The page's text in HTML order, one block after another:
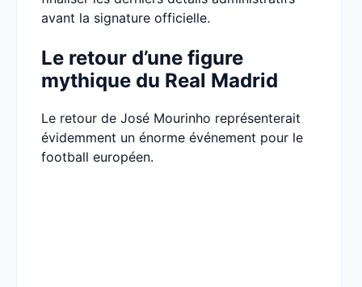
avant la signature officielle.
Le retour d’une figure
mythique du Real Madrid
Le retour de José Mourinho représenterait
évidemment un énorme événement pour le
football européen.